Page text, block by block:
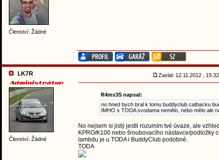
Členství: Žádné
LK7R
Členství: Žádné
Zaslal: 12.11.2012 ,
R4ms3S napsal:
no hned bych bral k tomu buddyclub catbacku
IMHO s TODA svodama nemělo, nebo mělo ale
No nejsem si jistý jestli rozumím tvé úvaze, ale
KPRO/K100 nebo šroubovacího nástavce/podložky
lambdu je u TODA i BuddyClub podobné.
TODA